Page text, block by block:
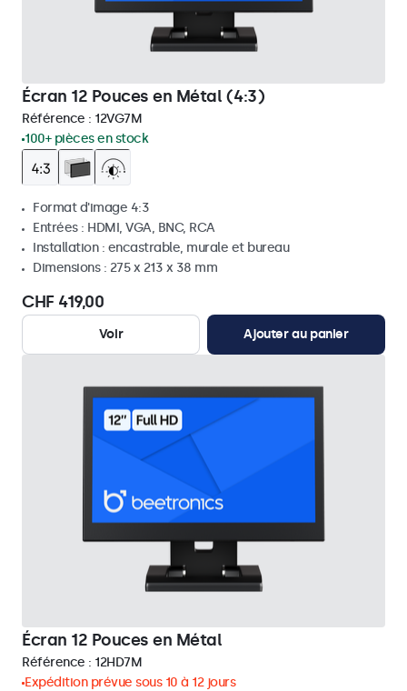
Écran 12 Pouces en Métal (4:3)
Référence : 12VG7M
100+ pièces en stock
Format d'image 4:3
Entrées : HDMI, VGA, BNC, RCA
Installation : encastrable, murale et bureau
Dimensions : 275 x 213 x 38 mm
CHF 419,00
Voir Ajouter au panier
Écran 12 Pouces en Métal
Référence : 12HD7M
Expédition prévue sous 10 à 12 jours